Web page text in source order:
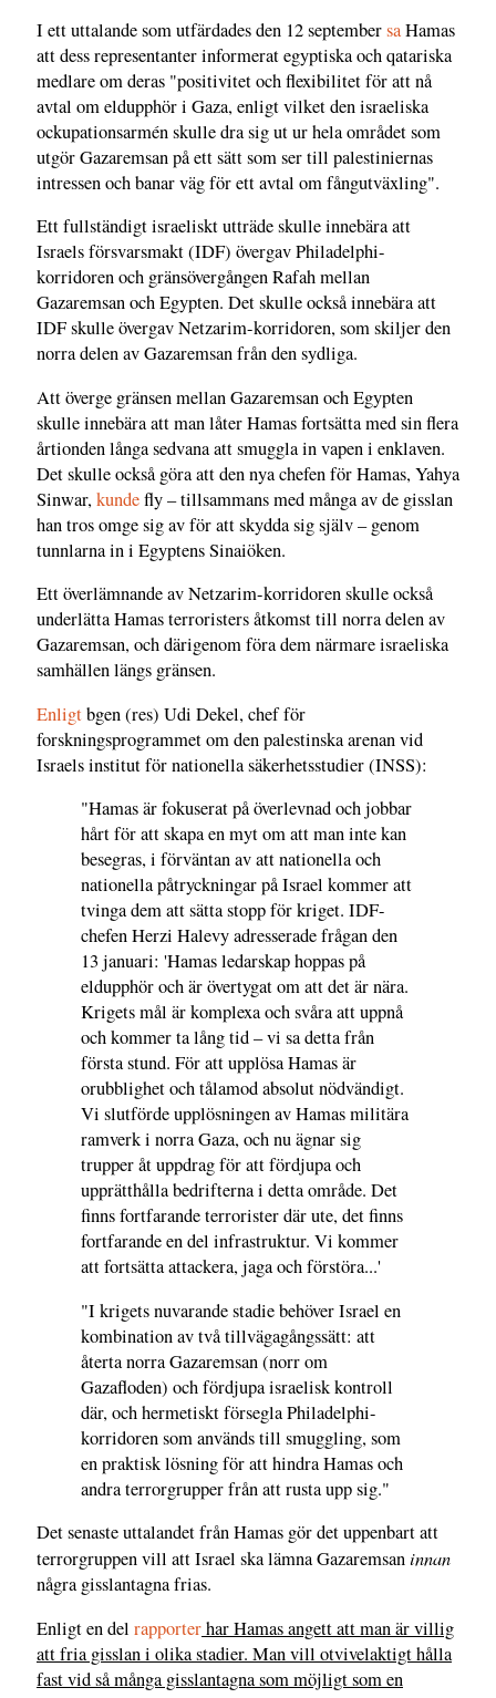
I ett uttalande som utfärdades den 12 septembersaHamas
att dess representanter informerat egyptiska och qatariska
medlare om deras "positivitet och flexibilitet för att nå
avtal om eldupphör i Gaza, enligt vilket den israeliska
ockupationsarmén skulle dra sig ut ur hela området som
utgör Gazaremsan på ett sätt som ser till palestiniernas
intressen och banar väg för ett avtal om fångutväxling".
Ett fullständigt israeliskt utträde skulle innebära att
Israels försvarsmakt (IDF) övergav Philadelphi-
korridoren och gränsövergången Rafah mellan
Gazaremsan och Egypten. Det skulle också innebära att
IDF skulle övergav Netzarim-korridoren, som skiljer den
norra delen av Gazaremsan från den sydliga.
Att överge gränsen mellan Gazaremsan och Egypten
skulle innebära att man låter Hamas fortsätta med sin flera
årtionden långa sedvana att smuggla in vapen i enklaven.
Det skulle också göra att den nya chefen för Hamas, Yahya
Sinwar,kundefly – tillsammans med många av de gisslan
han tros omge sig av för att skydda sig själv – genom
tunnlarna in i Egyptens Sinaiöken.
Ett överlämnande av Netzarim-korridoren skulle också
underlätta Hamas terroristers åtkomst till norra delen av
Gazaremsan, och därigenom föra dem närmare israeliska
samhällen längs gränsen.
Enligtbgen (res) Udi Dekel, chef för
forskningsprogrammet om den palestinska arenan vid
Israels institut för nationella säkerhetsstudier (INSS):
"Hamas är fokuserat på överlevnad och jobbar
hårt för att skapa en myt om att man inte kan
besegras, i förväntan av att nationella och
nationella påtryckningar på Israel kommer att
tvinga dem att sätta stopp för kriget. IDF-
chefen Herzi Halevy adresserade frågan den
13 januari: 'Hamas ledarskap hoppas på
eldupphör och är övertygat om att det är nära.
Krigets mål är komplexa och svåra att uppnå
och kommer ta lång tid – vi sa detta från
första stund. För att upplösa Hamas är
orubblighet och tålamod absolut nödvändigt.
Vi slutförde upplösningen av Hamas militära
ramverk i norra Gaza, och nu ägnar sig
trupper åt uppdrag för att fördjupa och
upprätthålla bedrifterna i detta område. Det
finns fortfarande terrorister där ute, det finns
fortfarande en del infrastruktur. Vi kommer
att fortsätta attackera, jaga och förstöra...'
"I krigets nuvarande stadie behöver Israel en
kombination av två tillvägagångssätt: att
återta norra Gazaremsan (norr om
Gazafloden) och fördjupa israelisk kontroll
där, och hermetiskt försegla Philadelphi-
korridoren som används till smuggling, som
en praktisk lösning för att hindra Hamas och
andra terrorgrupper från att rusta upp sig."
Det senaste uttalandet från Hamas gör det uppenbart att
terrorgruppen vill att Israel ska lämna Gazaremsaninnan
några gisslantagna frias.
Enligt en del rapporterhar Hamas angett att man är villig
att fria gisslan i olika stadier. Man vill otvivelaktigt hålla
fast vid så många gisslantagna som möjligt som en